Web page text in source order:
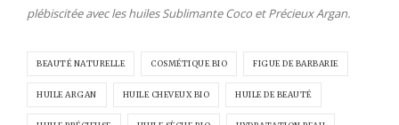
plébiscitée avec les huiles Sublimante Coco et Précieux Argan.
BEAUTÉ NATURELLE COSMÉTIQUE BIO FIGUE DE BARBARIE
HUILE ARGAN HUILE CHEVEUX BIO HUILE DE BEAUTÉ